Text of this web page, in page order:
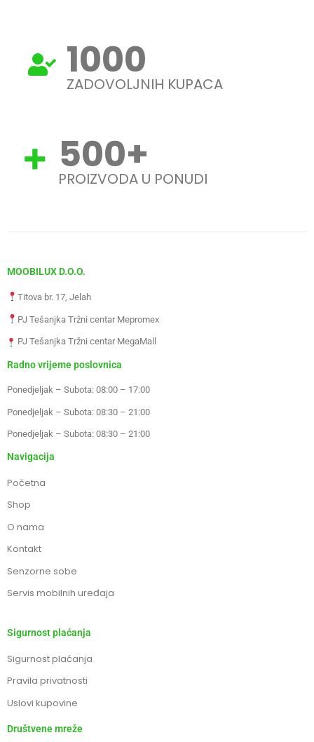
1000
ZADOVOLJNIH KUPACA
500+
PROIZVODA U PONUDI
MOOBILUX D.O.O.
Titova br. 17, Jelah
PJ Tešanjka Tržni centar Mepromex
PJ Tešanjka Tržni centar MegaMall
Radno vrijeme poslovnica
Ponedjeljak – Subota: 08:00 – 17:00
Ponedjeljak – Subota: 08:30 – 21:00
Ponedjeljak – Subota: 08:30 – 21:00
Navigacija
Početna
Shop
O nama
Kontakt
Senzorne sobe
Servis mobilnih uređaja
Sigurnost plaćanja
Sigurnost plaćanja
Pravila privatnosti
Uslovi kupovine
Društvene mreže